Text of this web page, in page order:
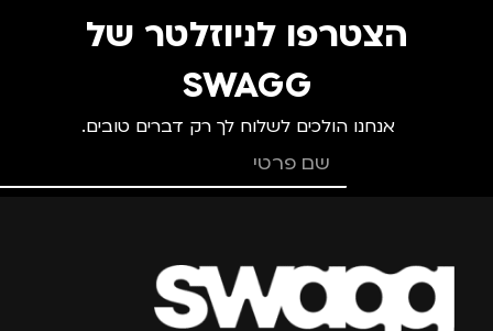
הצטרפו לניוזלטר של
SWAGG
אנחנו הולכים לשלוח לך רק דברים טובים.